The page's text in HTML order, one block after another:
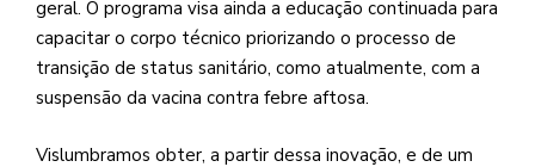
geral. O programa visa ainda a educação continuada para
capacitar o corpo técnico priorizando o processo de
transição de status sanitário, como atualmente, com a
suspensão da vacina contra febre aftosa.
Vislumbramos obter, a partir dessa inovação, e de um